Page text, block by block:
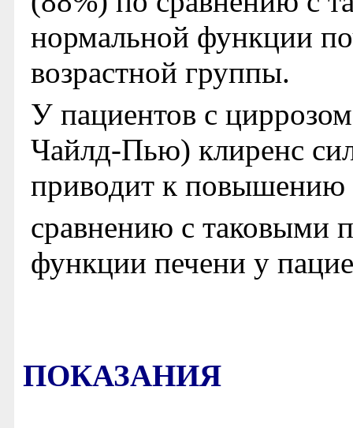
нормальной функции
возрастной группы.
У пациентов с
Чайлд-Пью) клиренс
приводит к
сравнению с таковыми
функции печени у
ПОКАЗАНИЯ